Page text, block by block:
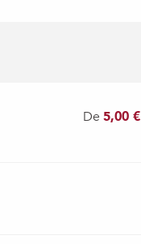
De5,00 €